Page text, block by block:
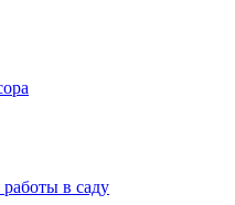
в саду